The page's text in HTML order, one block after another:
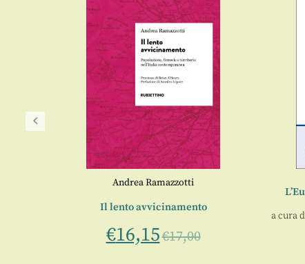
Andrea Ramazzotti
Il lento avvicinamento
€16,15€17,00
a cura